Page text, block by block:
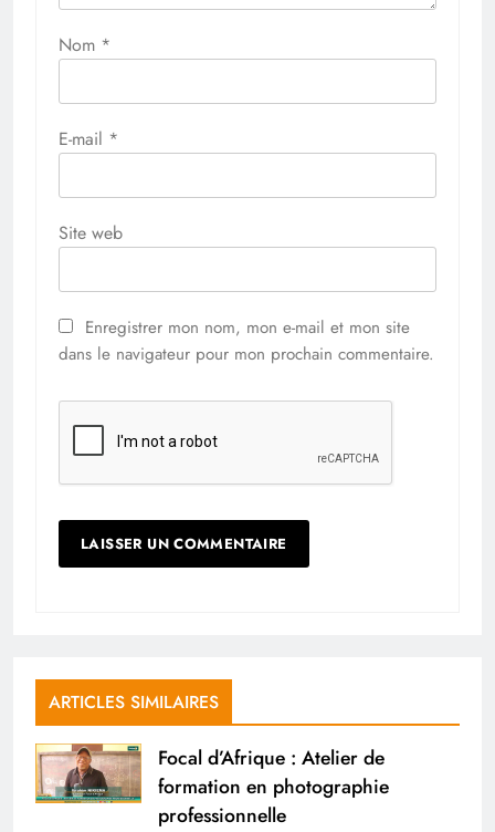
Nom *
E-mail *
Site web
Enregistrer mon nom, mon e-mail et mon site
dans le navigateur pour mon prochain commentaire.
ARTICLES SIMILAIRES
Focal d’Afrique : Atelier de
formation en photographie
professionnelle